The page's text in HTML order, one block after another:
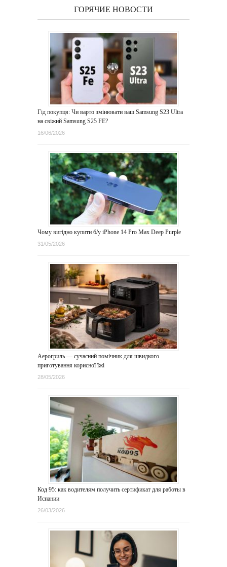
ГОРЯЧИЕ НОВОСТИ
Гід покупця: Чи варто змінювати ваш Samsung S23 Ultra
на свіжий Samsung S25 FE?
16/06/2026
Чому вигідно купити б/у iPhone 14 Pro Max Deep Purple
31/05/2026
Аерогриль — сучасний помічник для швидкого
приготування корисної їжі
28/05/2026
Код 95: как водителям получить сертификат для работы в
Испании
26/03/2026